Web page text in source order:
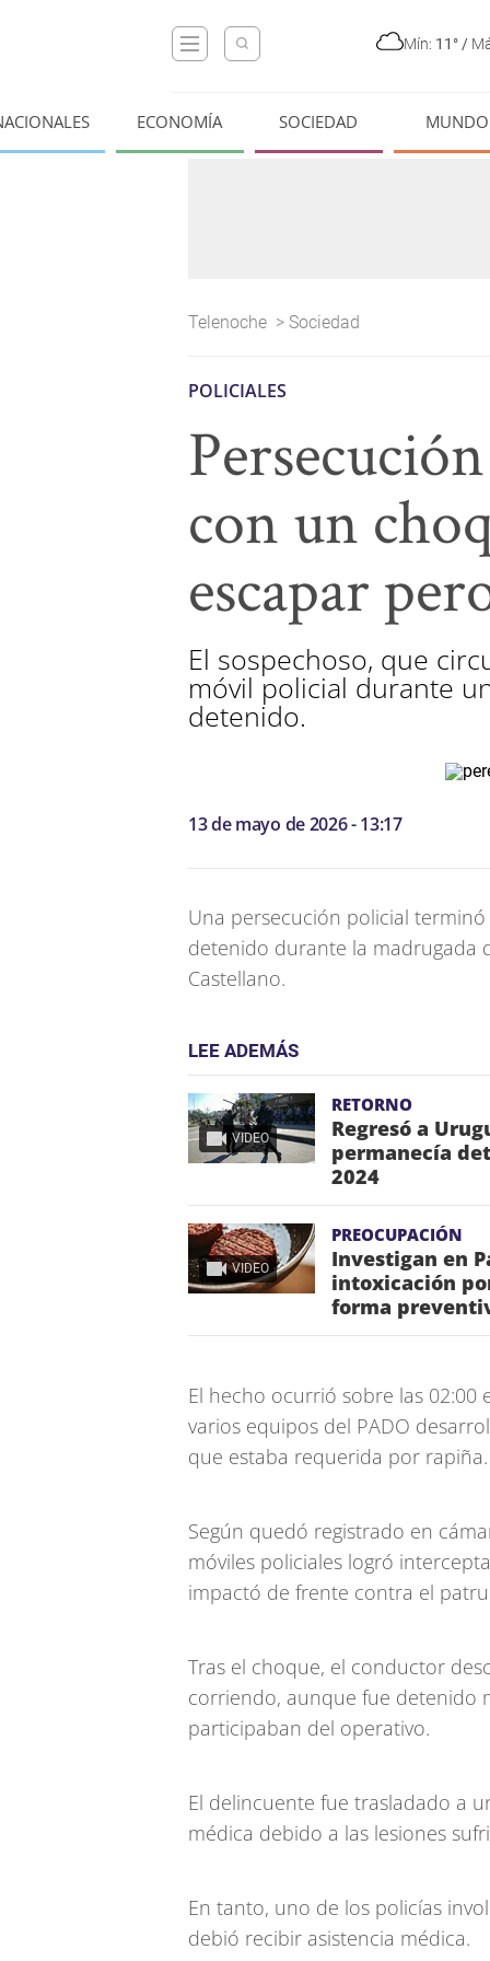
Mín: 11° /
ECONOMÍA SOCIEDAD MUNDO
Telenoche > Sociedad
POLICIALES
con un
escapar
El sospechoso, que
móvil policial durante
detenido.
13 de mayo de 2026 - 13:17
Una persecución policial
detenido durante la madrugada
Castellano.
LEE ADEMÁS
VIDEO
RETORNO
Regresó a
permanecía
2024
VIDEO
PREOCUPACIÓN
Investigan en
intoxicación
forma
El hecho ocurrió sobre las 02:00
varios equipos del PADO
que estaba requerida por rapiña.
Según quedó registrado en
móviles policiales logró
impactó de frente contra el
Tras el choque, el conductor
corriendo, aunque fue detenido
participaban del operativo.
El delincuente fue trasladado a
médica debido a las lesiones
En tanto, uno de los policías
debió recibir asistencia médica.